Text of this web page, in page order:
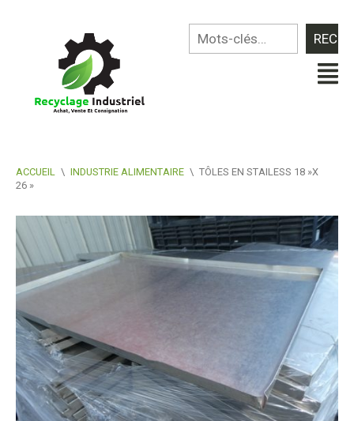
ACCUEIL \ INDUSTRIE ALIMENTAIRE \ TÔLES EN STAILESS 18 »X
26 »